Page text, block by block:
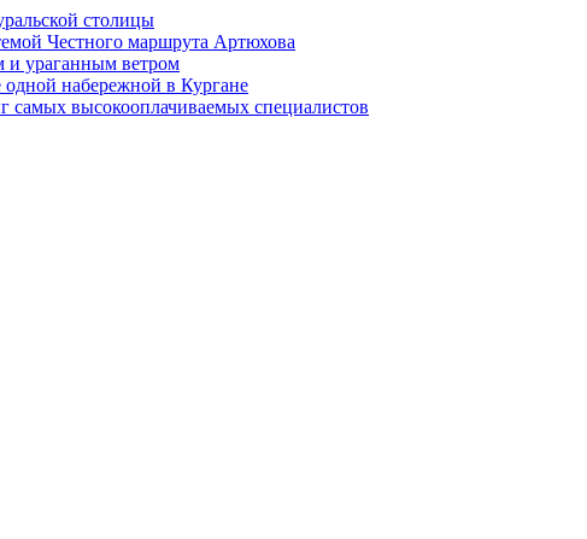
столицы
Честного маршрута Артюхова
и ураганным ветром
набережной в Кургане
высокооплачиваемых специалистов